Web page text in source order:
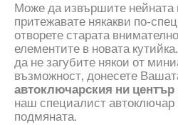
Може да извършите нейната
притежавате някакви по-
отворете старата
елементите в новата
да не загубите някои от
възможност, донесете
автоключарския ни
наш специалист
подмяната.